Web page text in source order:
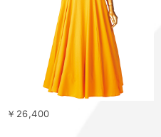
￥26,400